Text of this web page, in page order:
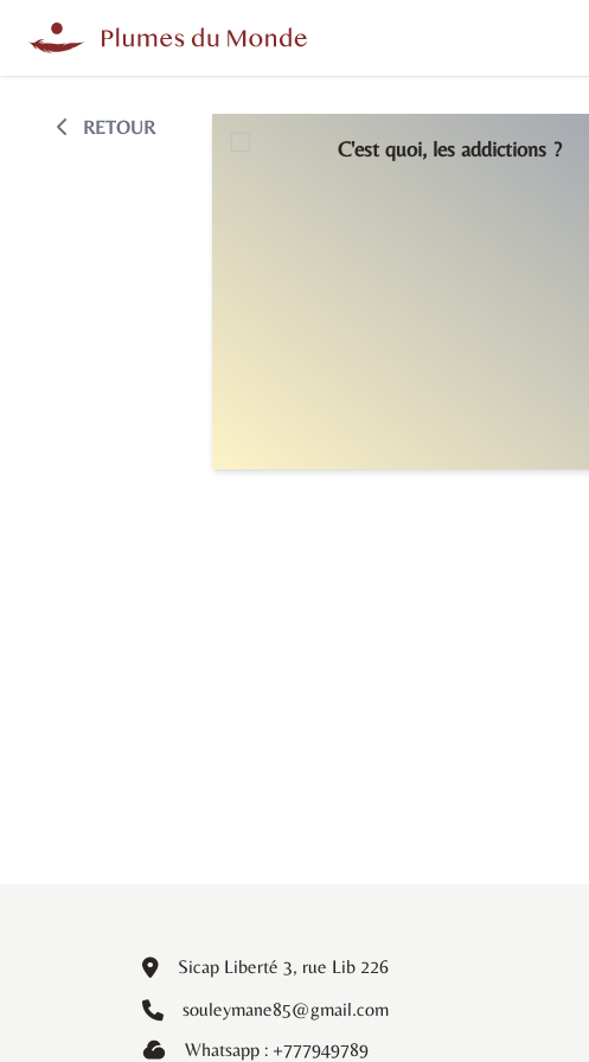
RETOUR
Sicap Liberté 3, rue Lib 226
souleymane85@gmail.com
Whatsapp : +777949789